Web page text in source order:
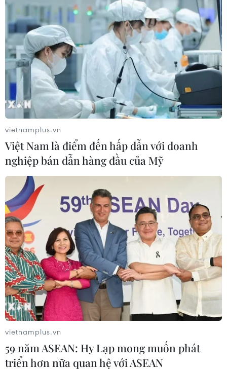
vietnamplus.vn
Việt Nam là điểm đến hấp dẫn với doanh
nghiệp bán dẫn hàng đầu của Mỹ
vietnamplus.vn
59 năm ASEAN: Hy Lạp mong muốn phát
triển hơn nữa quan hệ với ASEAN